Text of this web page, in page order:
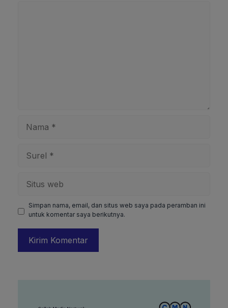
web
Simpan nama, email, dan situs web saya pada peramban ini
untuk komentar saya berikutnya.